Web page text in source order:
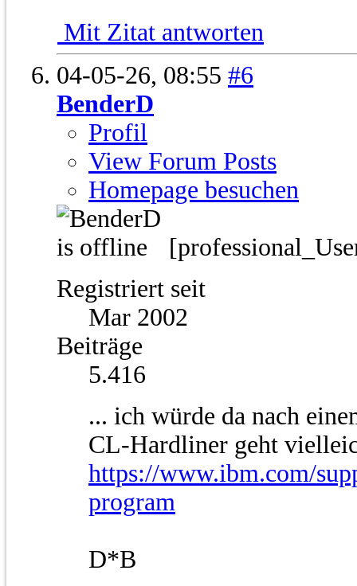
Mit Zitat antworten
04-05-26, 08:55 #6
BenderD
Profil
View Forum Posts
Homepage besuchen
Registriert seit
Mar 2002
Beiträge
5.416
... ich würde da nach
CL-Hardliner geht
https://www.ibm.com/
program
D*B